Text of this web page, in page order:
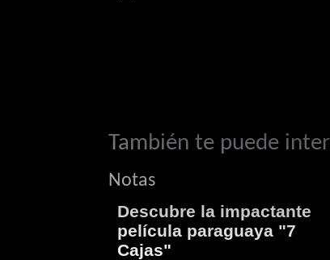
También te puede
Notas
Descubre la impactante
película paraguaya "7
Cajas"